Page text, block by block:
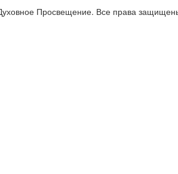
Просвещение. Все права